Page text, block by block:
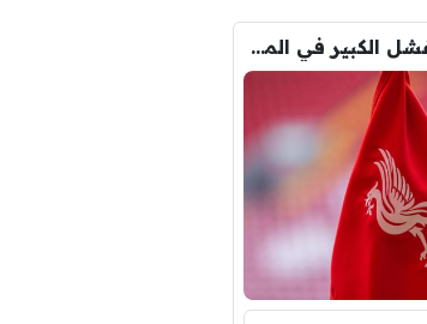
صورة – ليفربول عنوان للفشل الكبير في الميركاتو!